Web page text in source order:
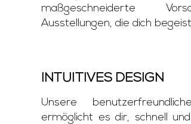
maßgeschneiderte
Ausstellungen, die dich
INTUITIVES DESIGN
Unsere
ermöglicht es dir, schnell